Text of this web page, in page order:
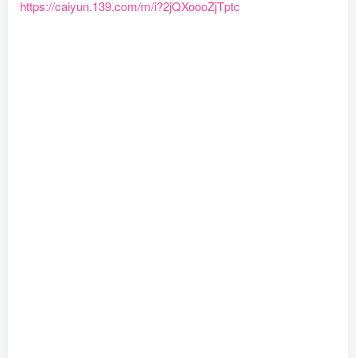
https://caiyun.139.com/m/i?2jQXoooZjTptc